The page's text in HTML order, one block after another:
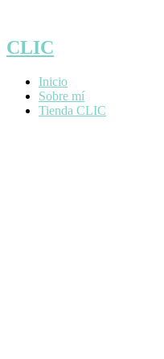
contenido
CLIC
Inicio
Sobre mí
Tienda CLIC